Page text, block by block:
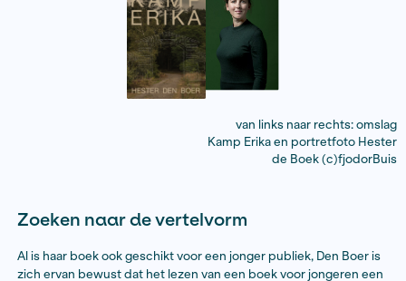
Den Boer gebruikte in haar boek een toegankelijke
ook een jonger publiek te bereiken. ‘Het thema
oorlog in Oekraïne en Gaza en de onrust wereldwijd
deze doelgroep extra relevant. Bovendien past het
van groeiende bewustwording rondom zwarte
eigen Nederlandse geschiedenis, zoals slavernij,
verleden en de politionele acties. Het zijn thema’s die
ons gaan, over het heden. Welke keuzes maken we